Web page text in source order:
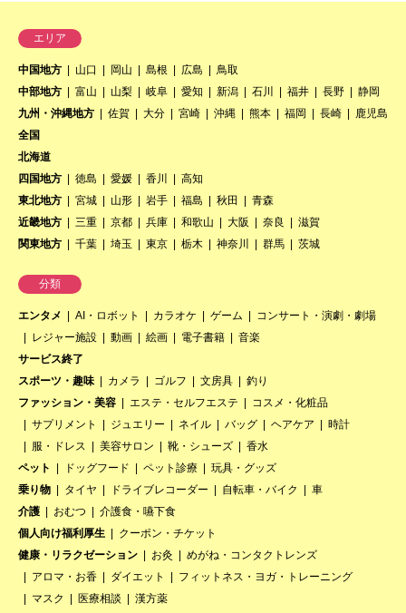
エリア
中国地方 山口 岡山 島根 広島
鳥取
中部地方
富山 山梨 岐阜 愛知 新潟 石川 福井 長野
静岡
九州・沖縄地方
佐賀 大分 宮崎 沖縄 熊本 福岡 長崎
鹿児島
全国
北海道
四国地方
徳島 愛媛 香川
高知
東北地方
宮城 山形 岩手 福島 秋田
青森
近畿地方
三重 京都 兵庫 和歌山 大阪 奈良
滋賀
関東地方
千葉 埼玉 東京 栃木 神奈川 群馬 茨城
分類
エンタメ AI・ロボット カラオケ ゲーム
コンサート・演劇・劇場
レジャー施設
動画 絵画 電子書籍
音楽
サービス終了
スポーツ・趣味
カメラ ゴルフ 文房具
釣り
ファッション・美容
エステ・セルフエステ
コスメ・化粧品
サプリメント
ジュエリー ネイル バッグ ヘアケア
時計
服・ドレス
美容サロン 靴・シューズ
香水
ペット
ドッグフード ペット診療
玩具・グッズ
乗り物
タイヤ ドライブレコーダー 自転車・バイク
車
介護
おむつ
介護食・嚥下食
個人向け福利厚生
クーポン・チケット
健康・リラクゼーション
お灸
めがね・コンタクトレンズ
アロマ・お香
ダイエット
フィットネス・ヨガ・トレーニング
マスク
医療相談
漢方薬